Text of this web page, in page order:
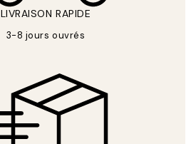
LIVRAISON RAPIDE
3-8 jours ouvrés